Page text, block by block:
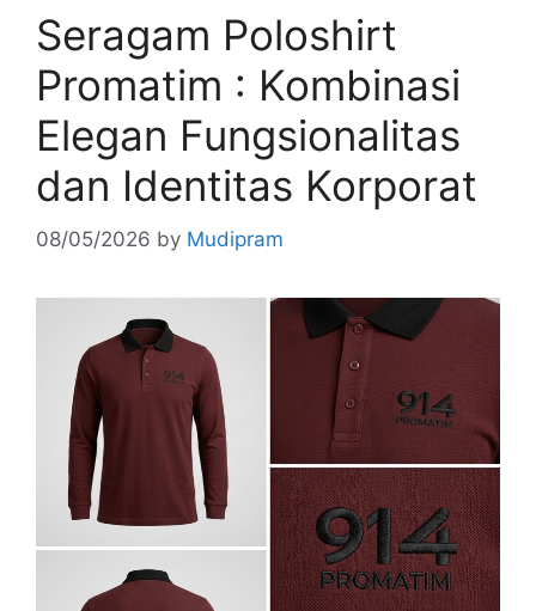
Seragam Poloshirt
Promatim : Kombinasi
Elegan Fungsionalitas
dan Identitas Korporat
08/05/2026 by Mudipram